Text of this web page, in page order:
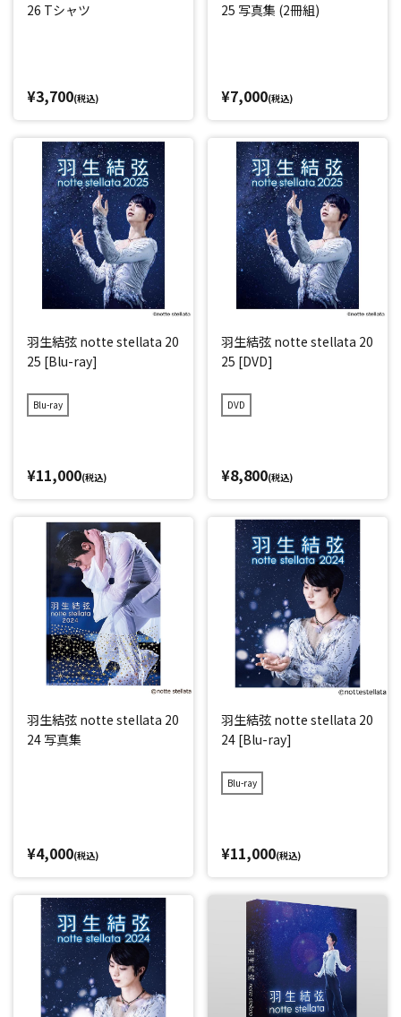
26 Tシャツ
¥3,700(税込)
25 写真集 (2冊組)
¥7,000(税込)
羽生結弦 notte stellata 20
25 [Blu-ray]
Blu-ray
¥11,000(税込)
羽生結弦 notte stellata 20
25 [DVD]
DVD
¥8,800(税込)
羽生結弦 notte stellata 20
24 写真集
¥4,000(税込)
羽生結弦 notte stellata 20
24 [Blu-ray]
Blu-ray
¥11,000(税込)